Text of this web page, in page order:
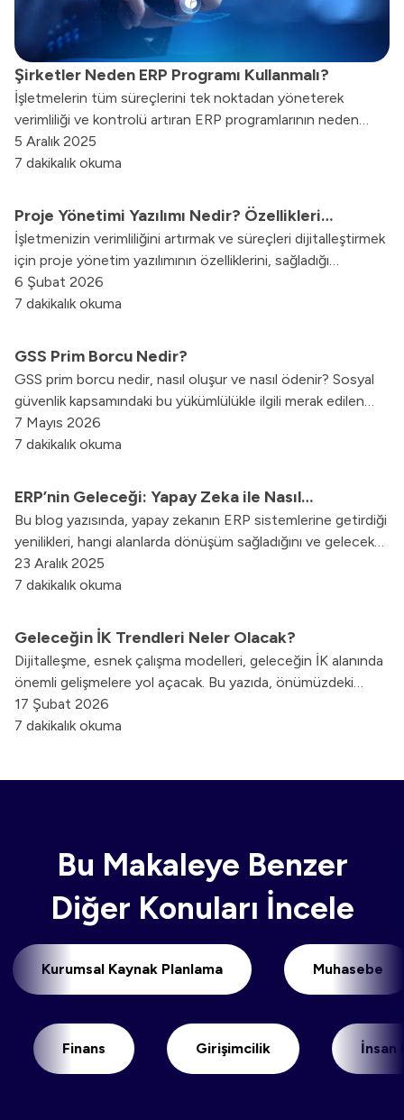
Şirketler Neden ERP Programı Kullanmalı?
İşletmelerin tüm süreçlerini tek noktadan yöneterek
verimliliği ve kontrolü artıran ERP programlarının neden
vazgeçilmez olduğunu bu içerikte keşfedin.
5 Aralık 2025
7 dakikalık okuma
Proje Yönetimi Yazılımı Nedir? Özellikleri
Nelerdir?
İşletmenizin verimliliğini artırmak ve süreçleri dijitalleştirmek
için proje yönetim yazılımının özelliklerini, sağladığı
avantajları keşfedin.
6 Şubat 2026
7 dakikalık okuma
GSS Prim Borcu Nedir?
GSS prim borcu nedir, nasıl oluşur ve nasıl ödenir? Sosyal
güvenlik kapsamındaki bu yükümlülükle ilgili merak edilen
tüm detayları ve güncel uygulamaları yazımızda derledik.
7 Mayıs 2026
7 dakikalık okuma
ERP’nin Geleceği: Yapay Zeka ile Nasıl
Evrimleşiyor?
Bu blog yazısında, yapay zekanın ERP sistemlerine getirdiği
yenilikleri, hangi alanlarda dönüşüm sağladığını ve gelecekte
bizi nelerin beklediğini detaylı bir şekilde ele aldık.
23 Aralık 2025
7 dakikalık okuma
Geleceğin İK Trendleri Neler Olacak?
Dijitalleşme, esnek çalışma modelleri, geleceğin İK alanında
önemli gelişmelere yol açacak. Bu yazıda, önümüzdeki
dönemde İK dünyasını etkileyecek muhtemel trendleri
bulabilirsiniz.
17 Şubat 2026
7 dakikalık okuma
Bu Makaleye Benzer
Diğer Konuları İncele
Kurumsal Kaynak Planlama
Finans Girişimcilik İnsan